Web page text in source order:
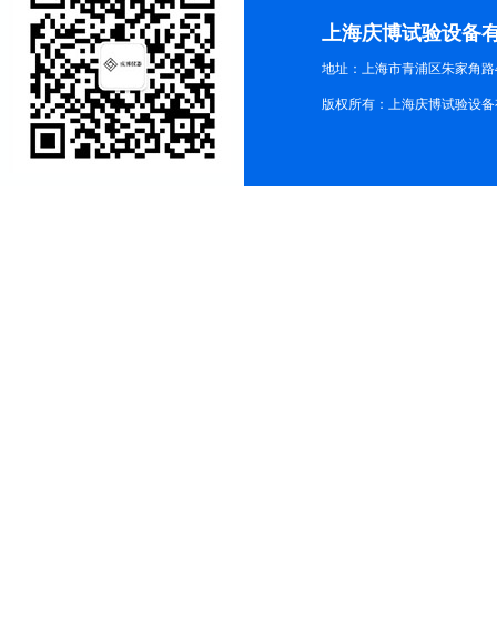
上海庆博试验设备
地址：上海市青浦区朱家角路
版权所有：上海庆博试验设